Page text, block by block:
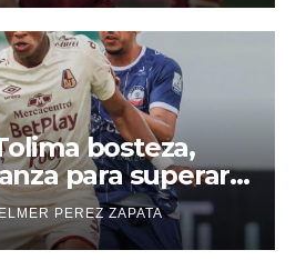
bosteza,
para superar a
2 A 1
ELMER PEREZ ZAPATA